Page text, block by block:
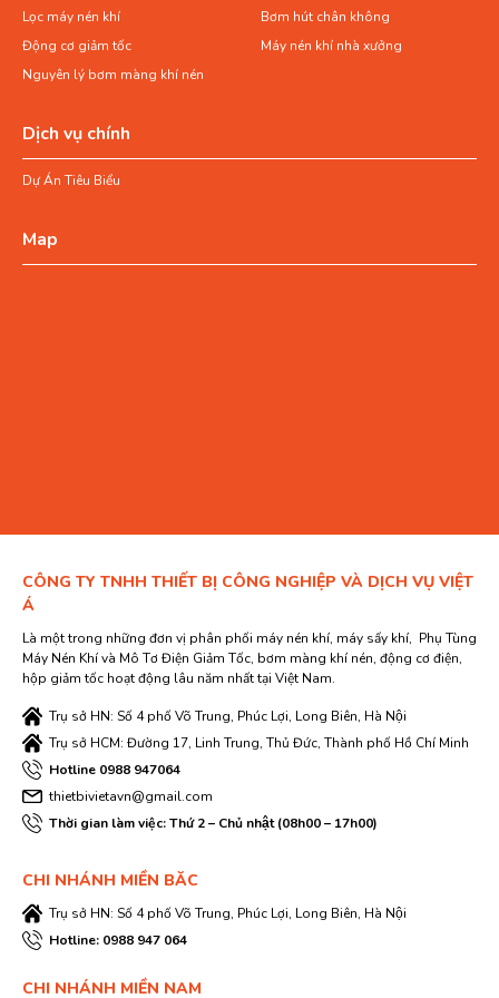
khởi động máy chân không.
Xem thêm: bơm hút chân không Busch
+ Với dầu nhớt có độ nhớt thấp, Máy bơm chân không sẽ
đỡ tốn nhiên liệu hơn. Nhưng do đặc tính loãng cao, khi bạn
dùng nhớt có độ nhớt quá thấp sẽ rất khó duy trì mảng dầu
giữa các bề mặt kim loại do ảnh hưởng trực tiếp đến tuổi
thọ động cơ và sẽ khiến cho xe hay gặp phải hiện tượng tắt
máy giữa chừng, và sinh ra mài mòn giữa các chi tiết.
– Ngoài ra vì dầu dùng cho bơm chân không có 3 cấp tiêu
chuẩn độ nhớt ISO VG ở 40 oC thông dụng khác nhau là
ISO VG 100, ISO VG 68 và ISO VG 46.
Lọc máy nén khí
Bơm hút chân không
Động cơ giảm tốc
Máy nén khí nhà xưởng
Nguyên lý bơm màng khí nén
Dịch vụ chính
Dự Án Tiêu Biểu
Map
CÔNG TY TNHH THIẾT BỊ CÔNG NGHIỆP VÀ DỊCH VỤ VIỆT
Á
Là một trong những đơn vị phân phối máy nén khí, máy sấy khí, Phụ Tùng
Máy Nén Khí và Mô Tơ Điện Giảm Tốc, bơm màng khí nén, động cơ điện,
hộp giảm tốc hoạt động lâu năm nhất tại Việt Nam.
Trụ sở HN: Số 4 phố Võ Trung, Phúc Lợi, Long Biên, Hà Nội
Trụ sở HCM: Đường 17, Linh Trung, Thủ Đức, Thành phố Hồ Chí Minh
Hotline 0988 947064
thietbivietavn@gmail.com
Thời gian làm việc: Thứ 2 – Chủ nhật (08h00 – 17h00)
CHI NHÁNH MIỀN BĂC
Trụ sở HN: Số 4 phố Võ Trung, Phúc Lợi, Long Biên, Hà Nội
Hotline: 0988 947 064
CHI NHÁNH MIỀN NAM